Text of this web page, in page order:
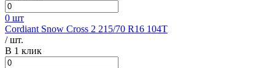
0 шт
Cordiant Snow Cross 2 215/70 R16 104T
/ шт.
В 1 клик